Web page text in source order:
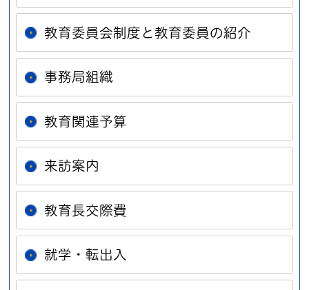
教育委員会制度と教育委員の紹介
事務局組織
教育関連予算
来訪案内
教育長交際費
就学・転出入